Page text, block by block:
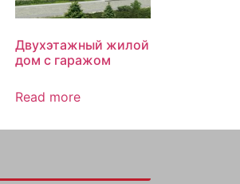
Двухэтажный жилой
дом с гаражом
Read more